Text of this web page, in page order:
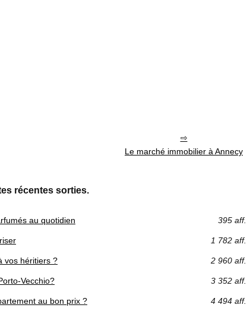
Le marché immobilier à Annecy
récentes sorties.
au quotidien 395 aff.
1 782 aff.
vos héritiers ? 2 960 aff.
Vecchio? 3 352 aff.
au bon prix ? 4 494 aff.